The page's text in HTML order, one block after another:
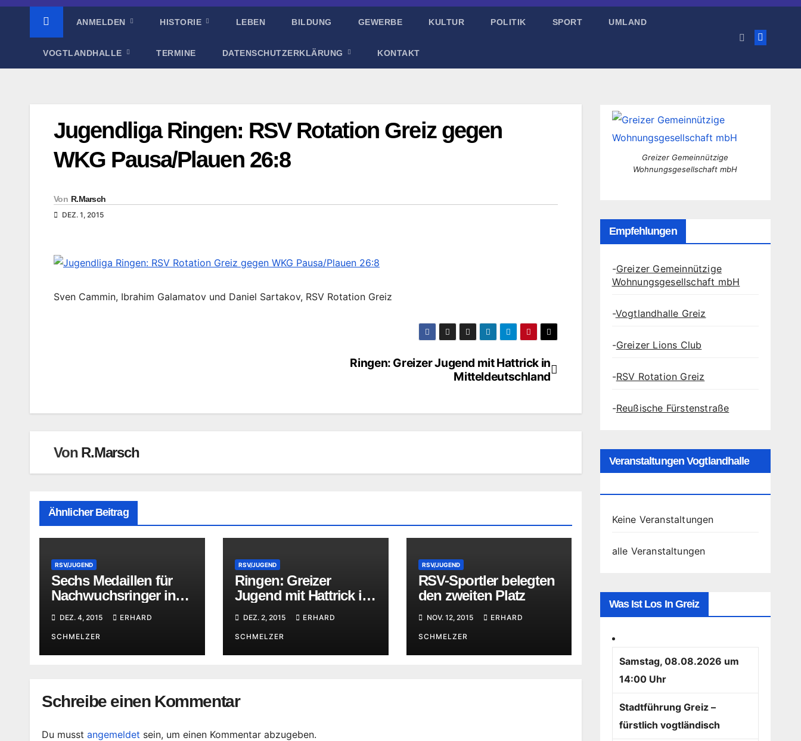
ANMELDEN HISTORIE LEBEN BILDUNG GEWERBE KULTUR POLITIK SPORT UMLAND
VOGTLANDHALLE TERMINE DATENSCHUTZERKLÄRUNG KONTAKT
Jugendliga Ringen: RSV Rotation Greiz gegen
WKG Pausa/Plauen 26:8
Von R.Marsch
DEZ. 1, 2015
Sven Cammin, Ibrahim Galamatov und Daniel Sartakov, RSV Rotation Greiz
Ringen: Greizer Jugend mit Hattrick in
Mitteldeutschland
Von R.Marsch
Ähnlicher Beitrag
RSV/JUGEND
Sechs Medaillen für
Nachwuchsringer in
DEZ. 4, 2015 ERHARD
SCHMELZER
RSV/JUGEND
Ringen: Greizer
Jugend mit Hattrick in
DEZ. 2, 2015 ERHARD
SCHMELZER
RSV/JUGEND
RSV-Sportler belegten
den zweiten Platz
NOV. 12, 2015 ERHARD
SCHMELZER
Schreibe einen Kommentar
Du musst angemeldet sein, um einen Kommentar abzugeben.
Greizer Gemeinnützige
Wohnungsgesellschaft mbH
Empfehlungen
-Greizer Gemeinnützige
Wohnungsgesellschaft mbH
-Vogtlandhalle Greiz
-Greizer Lions Club
-RSV Rotation Greiz
-Reußische Fürstenstraße
Veranstaltungen Vogtlandhalle
Keine Veranstaltungen
alle Veranstaltungen
Was Ist Los In Greiz
Samstag, 08.08.2026 um
14:00 Uhr
Stadtführung Greiz –
fürstlich vogtländisch